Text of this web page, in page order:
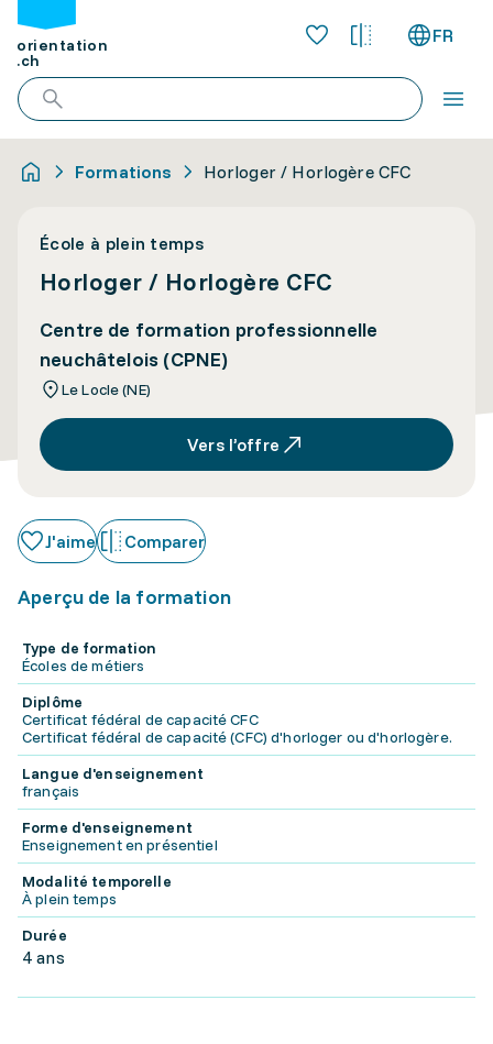
orientation
.ch
FR
Formations Horloger / Horlogère CFC
École à plein temps
Horloger / Horlogère CFC
Centre de formation professionnelle
neuchâtelois (CPNE)
Le Locle (NE)
Vers l’offre
J'aime Comparer
Aperçu de la formation
Type de formation
Écoles de métiers
Diplôme
Certificat fédéral de capacité CFC
Certificat fédéral de capacité (CFC) d'horloger ou d'horlogère.
Langue d'enseignement
français
Forme d'enseignement
Enseignement en présentiel
Modalité temporelle
À plein temps
Durée
4 ans